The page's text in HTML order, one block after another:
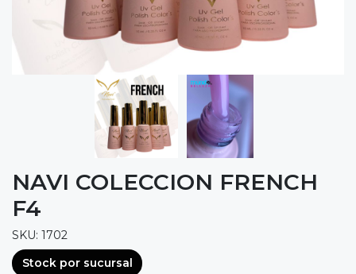
NAVI COLECCION FRENCH
F4
SKU: 1702
Stock por sucursal